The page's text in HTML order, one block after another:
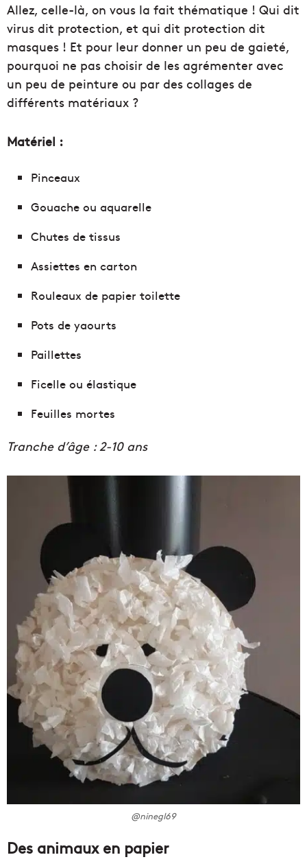
Allez, celle-là, on vous la fait thématique ! Qui dit
virus dit protection, et qui dit protection dit
masques ! Et pour leur donner un peu de gaieté,
pourquoi ne pas choisir de les agrémenter avec
un peu de peinture ou par des collages de
différents matériaux ?
Matériel :
Pinceaux
Gouache ou aquarelle
Chutes de tissus
Assiettes en carton
Rouleaux de papier toilette
Pots de yaourts
Paillettes
Ficelle ou élastique
Feuilles mortes
Tranche d’âge : 2-10 ans
@ninegl69
Des animaux en papier